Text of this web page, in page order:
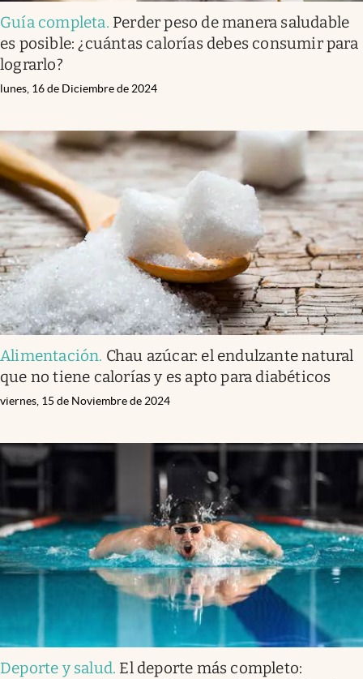
Guía completa. Perder peso de manera saludable
es posible: ¿cuántas calorías debes consumir para
lograrlo?
lunes, 16 de Diciembre de 2024
Alimentación. Chau azúcar: el endulzante natural
que no tiene calorías y es apto para diabéticos
viernes, 15 de Noviembre de 2024
Deporte y salud. El deporte más completo: